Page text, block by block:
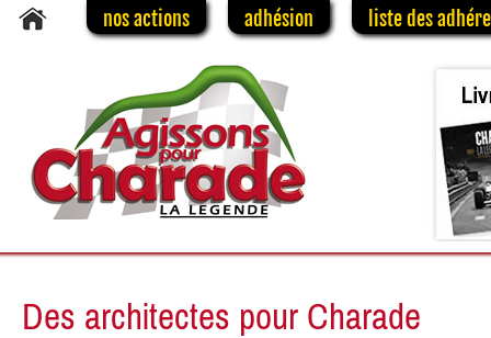
nos actions adhésion liste des
Des architectes pour Charade